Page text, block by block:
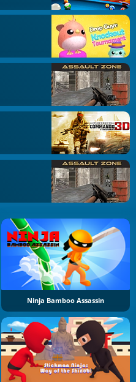
Ninja Bamboo Assassin